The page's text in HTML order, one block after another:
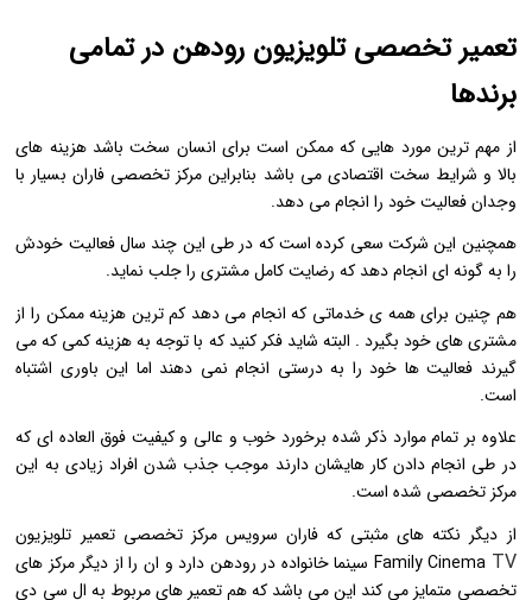
تعمیر تخصصی تلویزیون رودهن در تمامی
برندها
از مهم ترین مورد هایی که ممکن است برای انسان سخت باشد هزینه های
بالا و شرایط سخت اقتصادی می باشد بنابراین مرکز تخصصی فاران بسیار با
وجدان فعالیت خود را انجام می دهد.
همچنین این شرکت سعی کرده است که در طی این چند سال فعالیت خودش
را به گونه ای انجام دهد که رضایت کامل مشتری را جلب نماید.
هم چنین برای همه ی خدماتی که انجام می دهد کم ترین هزینه ممکن را از
مشتری های خود بگیرد . البته شاید فکر کنید که با توجه به هزینه کمی که می
گیرند فعالیت ها خود را به درستی انجام نمی دهند اما این باوری اشتباه
است.
علاوه بر تمام موارد ذکر شده برخورد خوب و عالی و کیفیت فوق العاده ای که
در طی انجام دادن کار هایشان دارند موجب جذب شدن افراد زیادی به این
مرکز تخصصی شده است.
از دیگر نکته های مثبتی که فاران سرویس مرکز تخصصی تعمیر تلویزیون
Family Cinema TV
سینما خانواده در رودهن دارد و ان را از دیگر مرکز های
تخصصی متمایز می کند این می باشد که هم تعمیر های مربوط به ال سی دی